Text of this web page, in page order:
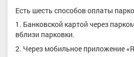
Есть шесть способов оплаты
1. Банковской картой через
вблизи парковки.
2. Через мобильное приложение